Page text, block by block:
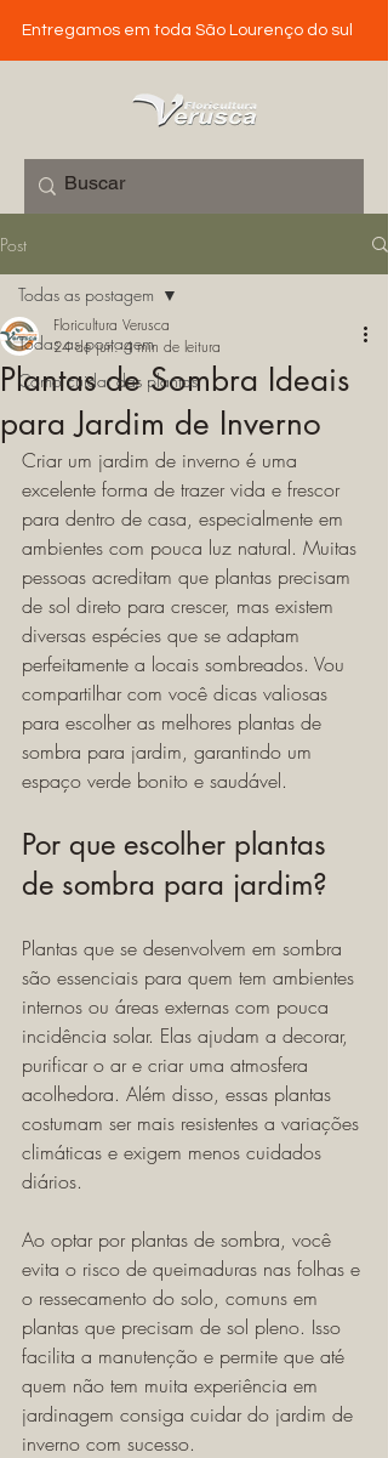
Entregamos em toda São Lourenço do sul
Post
Todas as postagem
Como cuidar das plantas
Todas as postagem
Plantas de Sombra Ideais
para Jardim de Inverno
Floricultura Verusca
24 de jun. 4 min de leitura
Criar um jardim de inverno é uma
excelente forma de trazer vida e frescor
para dentro de casa, especialmente em
ambientes com pouca luz natural. Muitas
pessoas acreditam que plantas precisam
de sol direto para crescer, mas existem
diversas espécies que se adaptam
perfeitamente a locais sombreados. Vou
compartilhar com você dicas valiosas
para escolher as melhores plantas de
sombra para jardim, garantindo um
espaço verde bonito e saudável.
Por que escolher plantas
de sombra para jardim?
Plantas que se desenvolvem em sombra
são essenciais para quem tem ambientes
internos ou áreas externas com pouca
incidência solar. Elas ajudam a decorar,
purificar o ar e criar uma atmosfera
acolhedora. Além disso, essas plantas
costumam ser mais resistentes a variações
climáticas e exigem menos cuidados
diários.
Ao optar por plantas de sombra, você
evita o risco de queimaduras nas folhas e
o ressecamento do solo, comuns em
plantas que precisam de sol pleno. Isso
facilita a manutenção e permite que até
quem não tem muita experiência em
jardinagem consiga cuidar do jardim de
inverno com sucesso.